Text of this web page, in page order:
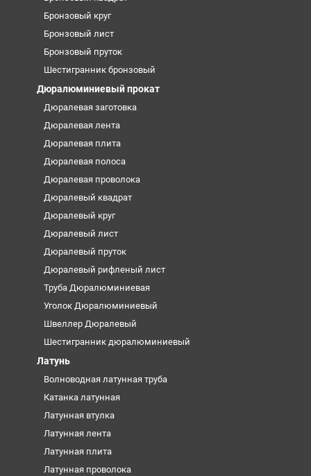
Бронзовый круг
Бронзовый лист
Бронзовый пруток
Шестигранник бронзовый
Дюралюминиевый прокат
Дюралевая заготовка
Дюралевая лента
Дюралевая плита
Дюралевая полоса
Дюралевая проволока
Дюралевый квадрат
Дюралевый круг
Дюралевый лист
Дюралевый пруток
Дюралевый рифленый лист
Труба Дюралюминиевая
Уголок Дюралюминиевый
Швеллер Дюралевый
Шестигранник дюралюминиевый
Латунь
Волноводная латунная труба
Катанка латунная
Латунная втулка
Латунная лента
Латунная плита
Латунная проволока